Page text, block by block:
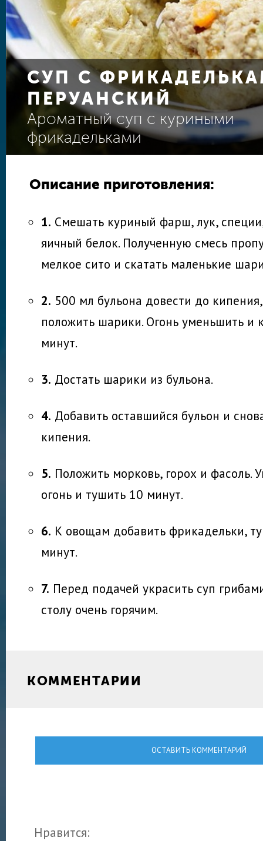
СУП С
ПЕРУАНСКИЙ
Ароматный суп с куриными
фрикадельками
Описание приготовления:
1. Смешать куриный фарш, лук,
яичный белок. Полученную смесь
мелкое сито и скатать маленькие
2. 500 мл бульона довести до
положить шарики. Огонь уменьшить и
минут.
3. Достать шарики из бульона.
4. Добавить оставшийся бульон и
кипения.
5. Положить морковь, горох и фасоль.
огонь и тушить 10 минут.
6. К овощам добавить фрикадельки,
минут.
7. Перед подачей украсить суп
столу очень горячим.
КОММЕНТАРИИ
ОСТАВИТЬ КОММЕНТАРИЙ
Нравится: